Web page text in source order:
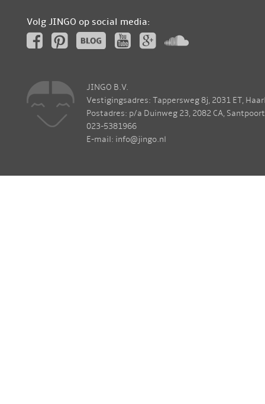
Volg JINGO op social media:
JINGO B.V.
Vestigingsadres: Tappersweg 8j, 2031 ET,
Postadres: p/a Duinweg 23, 2082 CA,
023-5381966
E-mail: info@jingo.nl